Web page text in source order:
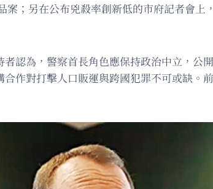
；另在公布兇殺率創新低的市府記者會
認為，警察首長角色應保持政治中立，公
作對打擊人口販運與跨國犯罪不可或缺。